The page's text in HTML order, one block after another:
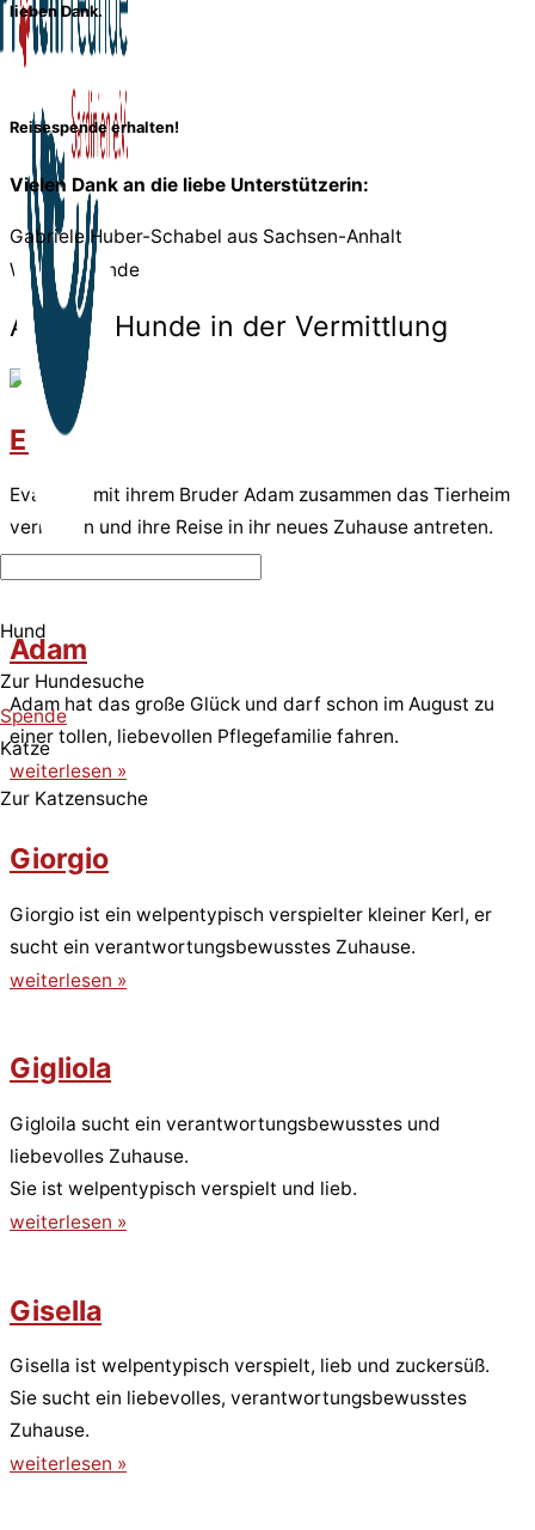
Hund
Zur Hundesuche
Spende
Katze
Zur Katzensuche
lieben Dank.
Reisespende erhalten!
Vielen Dank an die liebe Unterstützerin:
Gabriele Huber-Schabel aus Sachsen-Anhalt
Weitere Hunde
Andere Hunde in der Vermittlung
Eva
Eva kann mit ihrem Bruder Adam zusammen das Tierheim
verlassen und ihre Reise in ihr neues Zuhause antreten.
weiterlesen »
Adam
Adam hat das große Glück und darf schon im August zu
einer tollen, liebevollen Pflegefamilie fahren.
weiterlesen »
Giorgio
Giorgio ist ein welpentypisch verspielter kleiner Kerl, er
sucht ein verantwortungsbewusstes Zuhause.
weiterlesen »
Gigliola
Gigloila sucht ein verantwortungsbewusstes und
liebevolles Zuhause.
Sie ist welpentypisch verspielt und lieb.
weiterlesen »
Gisella
Gisella ist welpentypisch verspielt, lieb und zuckersüß.
Sie sucht ein liebevolles, verantwortungsbewusstes
Zuhause.
weiterlesen »